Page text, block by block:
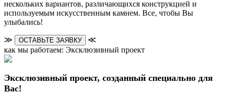
нескольких вариантов, различающихся конструкцией и
используемым искусственным камнем. Все, чтобы Вы
улыбались!
≫ ОСТАВЬТЕ ЗАЯВКУ
≪
как мы работаем: Эксклюзивный проект
Эксклюзивный проект, созданный специально для
Вас!